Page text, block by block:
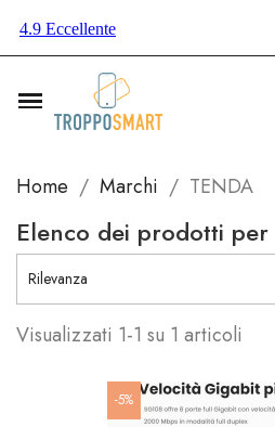
Home Marchi TENDA
Elenco dei prodotti
Rilevanza
Visualizzati 1-1 su 1 articoli
-5%